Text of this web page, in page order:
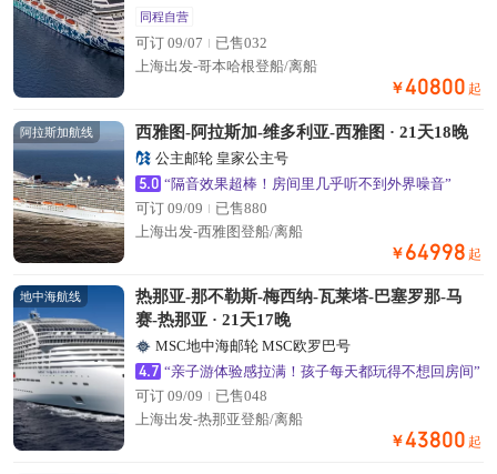
同程自营
可订 09/07
已售032
上海出发-哥本哈根登船/离船
￥40800 起
阿拉斯加航线 西雅图-阿拉斯加-维多利亚-西雅图 · 21天18晚
公主邮轮 皇家公主号
5.0 “隔音效果超棒！房间里几乎听不到外界噪音”
可订 09/09
已售880
上海出发-西雅图登船/离船
￥ 64998 起
地中海航线
热那亚-那不勒斯-梅西纳-瓦莱塔-巴塞罗那-马
赛-热那亚 · 21天17晚
MSC地中海邮轮 MSC欧罗巴号
4.7 “亲子游体验感拉满！孩子每天都玩得不想回房间”
可订 09/09
已售048
上海出发-热那亚登船/离船
￥43800 起